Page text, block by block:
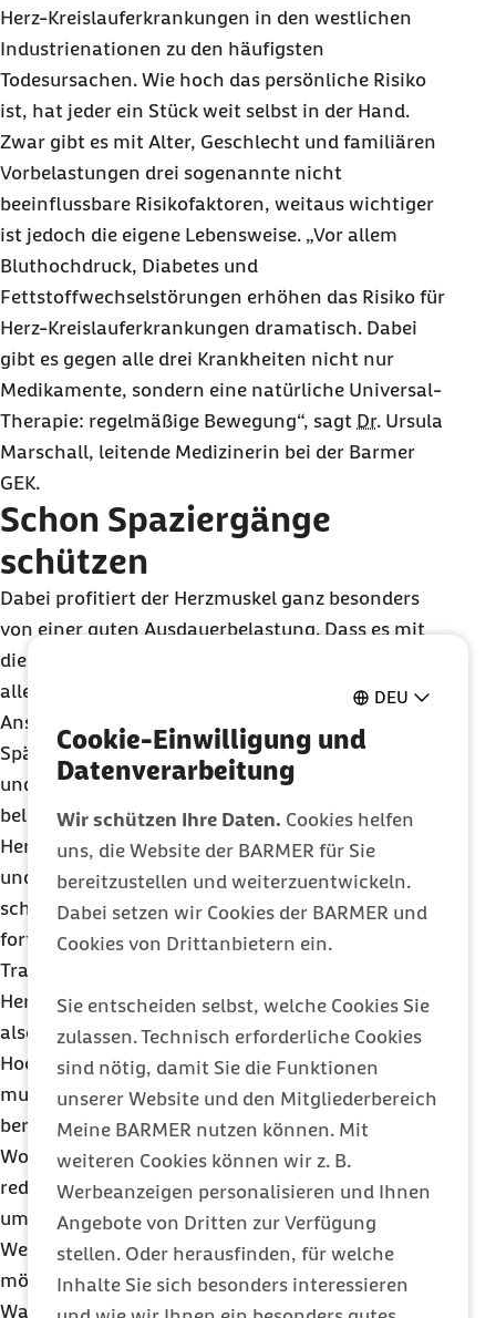
DEU
Cookie-Einwilligung und
Datenverarbeitung
Wir schützen Ihre Daten. Cookies helfen
uns, die Website der BARMER für Sie
bereitzustellen und weiterzuentwickeln.
Dabei setzen wir Cookies der BARMER und
Cookies von Drittanbietern ein.
Sie entscheiden selbst, welche Cookies Sie
zulassen. Technisch erforderliche Cookies
sind nötig, damit Sie die Funktionen
unserer Website und den Mitgliederbereich
Meine BARMER nutzen können. Mit
weiteren Cookies können wir z. B.
Werbeanzeigen personalisieren und Ihnen
Angebote von Dritten zur Verfügung
stellen. Oder herausfinden, für welche
Inhalte Sie sich besonders interessieren
Herz-Kreislauferkrankungen in den westlichen
Industrienationen zu den häufigsten
Todesursachen. Wie hoch das persönliche Risiko
ist, hat jeder ein Stück weit selbst in der Hand.
Zwar gibt es mit Alter, Geschlecht und familiären
Vorbelastungen drei sogenannte nicht
beeinflussbare Risikofaktoren, weitaus wichtiger
ist jedoch die eigene Lebensweise. „Vor allem
Bluthochdruck, Diabetes und
Fettstoffwechselstörungen erhöhen das Risiko für
Herz-Kreislauferkrankungen dramatisch. Dabei
gibt es gegen alle drei Krankheiten nicht nur
Medikamente, sondern eine natürliche Universal-
Therapie: regelmäßige Bewegung“, sagt Dr. Ursula
Marschall, leitende Medizinerin bei der Barmer
GEK.
Schon Spaziergänge
schützen
Dabei profitiert der Herzmuskel ganz besonders
von einer guten Ausdauerbelastung. Dass es mit
dieser nicht so gut bestellt ist, merkt jeder vor
allem dann, wenn man schon bei kleinsten
Anstrengungen schnell aus der Puste kommt.
Spätestens jetzt sollten Betroffene aktiv werden –
und das im doppelten Wortsinn. Denn Studien
belegen, dass Bewegung nicht nur den gesunden
Herzmuskel stärkt, die Gefäße geschmeidig hält
und die Innenwände vor Plaques (Ablagerungen)
schützt, sondern dass sich sogar bereits
fortgeschrittene Veränderungen durch moderates
Training stoppen lassen. Das Risiko für
Herzerkrankungen sinkt durch regelmäßigen Sport
also rapide. Dabei geht es nicht um
Hochleistungssport, betont Marschall. „Bewegung
muss Teil des Alltags werden und dafür reichen
bereits regelmäßige Spaziergänge. Wer dreimal pro
Woche eine halbe Stunde zügig spazieren geht,
reduziert sein Herzinfarkt-Risiko immerhin schon
um 15 Prozent.“
Wer noch mehr für seine Herzgesundheit tun
möchte, setzt auf sanftes Ausdauertraining.
Wandern, Walken, Radfahren, Schwimmen und Co.